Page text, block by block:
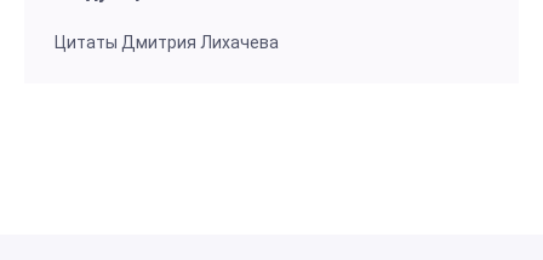
Цитаты Дмитрия Лихачева